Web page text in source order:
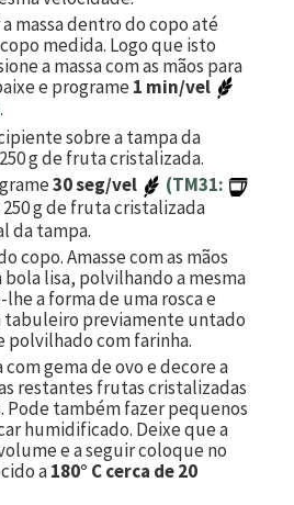
massa dentro do copo até
medida. Logo que isto
a massa com as mãos para
e programe1 min/vel
.
sobre a tampa da
250g de fruta cristalizada.
30 seg/vel
(TM31:
250g de fruta cristalizada
da tampa.
copo. Amasse com as mãos
lisa, polvilhando a mesma
lhe a forma de uma rosca e
tabuleiro previamente untado
polvilhado com farinha.
com gema de ovo e decore a
restantes frutas cristalizadas
Pode também fazer pequenos
humidificado. Deixe que a
e a seguir coloque no
a180° C cerca de 20